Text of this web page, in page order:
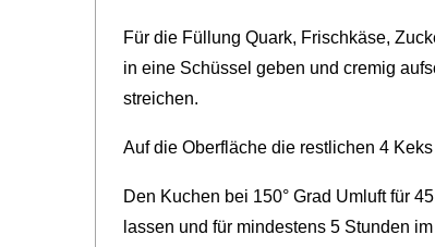
Für die Füllung Quark, Frischkäse,
in eine Schüssel geben und cremig
streichen.
Auf die Oberfläche die restlichen 4
Den Kuchen bei 150° Grad Umluft für
lassen und für mindestens 5 Stunden